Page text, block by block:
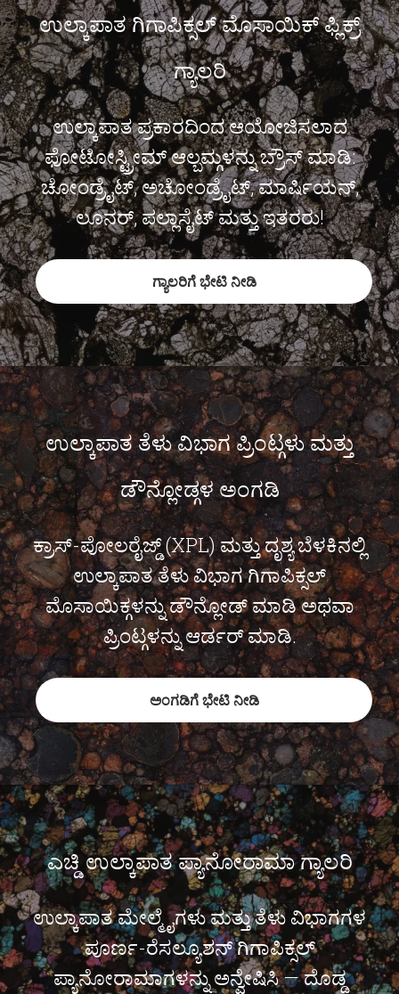
ಉಲ್ಕಾಪಾತ ಗಿಗಾಪಿಕ್ಸಲ್ ಮೊಸಾಯಿಕ್ ಫ್ಲಿಕ್ರ್
ಗ್ಯಾಲರಿ
ಉಲ್ಕಾಪಾತ ಪ್ರಕಾರದಿಂದ ಆಯೋಜಿಸಲಾದ
ಫೋಟೋಸ್ಟ್ರೀಮ್ ಆಲ್ಬಮ್ಗಳನ್ನು ಬ್ರೌಸ್ ಮಾಡಿ:
ಚೋಂಡ್ರೈಟ್, ಅಚೋಂಡ್ರೈಟ್, ಮಾರ್ಷಿಯನ್,
ಲೂನರ್, ಪಲ್ಲಾಸೈಟ್ ಮತ್ತು ಇತರರು!
ಗ್ಯಾಲರಿಗೆ ಭೇಟಿ ನೀಡಿ
ಉಲ್ಕಾಪಾತ ತೆಳು ವಿಭಾಗ ಪ್ರಿಂಟ್ಗಳು ಮತ್ತು
ಡೌನ್ಲೋಡ್ಗಳ ಅಂಗಡಿ
ಕ್ರಾಸ್-ಪೋಲರೈಜ್ಡ್ (XPL) ಮತ್ತು ದೃಶ್ಯ ಬೆಳಕಿನಲ್ಲಿ
ಉಲ್ಕಾಪಾತ ತೆಳು ವಿಭಾಗ ಗಿಗಾಪಿಕ್ಸಲ್
ಮೊಸಾಯಿಕ್ಗಳನ್ನು ಡೌನ್ಲೋಡ್ ಮಾಡಿ ಅಥವಾ
ಪ್ರಿಂಟ್ಗಳನ್ನು ಆರ್ಡರ್ ಮಾಡಿ.
ಅಂಗಡಿಗೆ ಭೇಟಿ ನೀಡಿ
ಎಚ್ಡಿ ಉಲ್ಕಾಪಾತ ಪ್ಯಾನೋರಾಮಾ ಗ್ಯಾಲರಿ
ಉಲ್ಕಾಪಾತ ಮೇಲ್ಮೈಗಳು ಮತ್ತು ತೆಳು ವಿಭಾಗಗಳ
ಪೂರ್ಣ-ರೆಸಲ್ಯೂಶನ್ ಗಿಗಾಪಿಕ್ಸಲ್
ಪ್ಯಾನೋರಾಮಾಗಳನ್ನು ಅನ್ವೇಷಿಸಿ — ದೊಡ್ಡ